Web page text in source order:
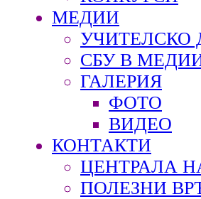
МЕДИИ
УЧИТЕЛСКО
СБУ В
ГАЛЕРИЯ
ФОТО
ВИДЕО
КОНТАКТИ
ЦЕНТРАЛА
ПОЛЕЗНИ